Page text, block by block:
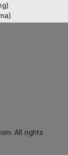
All rights